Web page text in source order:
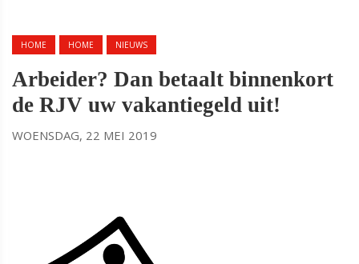
HOME HOME NIEUWS
Arbeider? Dan betaalt binnenkort
de RJV uw vakantiegeld uit!
WOENSDAG, 22 MEI 2019